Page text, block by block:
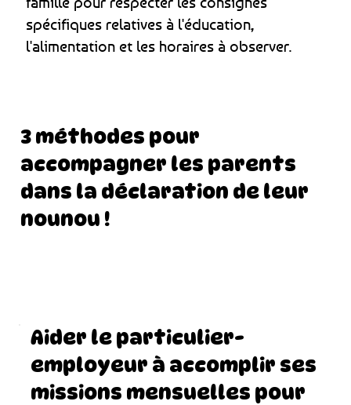
spécifiques relatives à l'éducation,
l'alimentation et les horaires à observer.
3 méthodes pour
accompagner les parents
dans la déclaration de leur
nounou !
Aider le particulier-
employeur à accomplir ses
missions mensuelles pour